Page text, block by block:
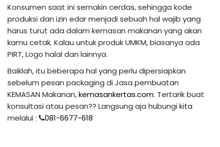
Konsumen saat ini semakin cerdas, sehingga kode
produksi dan izin edar menjadi sebuah hal wajib yang
harus turut ada dalam kemasan makanan yang akan
kamu cetak. Kalau untuk produk UMKM, biasanya ada
PIRT, Logo halal dan lainnya.
Baiklah, itu beberapa hal yang perlu dipersiapkan
sebelum pesan packaging di Jasa pembuatan
KEMASAN Makanan,kemasankertas.com. Tertarik buat
konsultasi atau pesan?? Langsung aja hubungi kita
melalui :
081-6677-618